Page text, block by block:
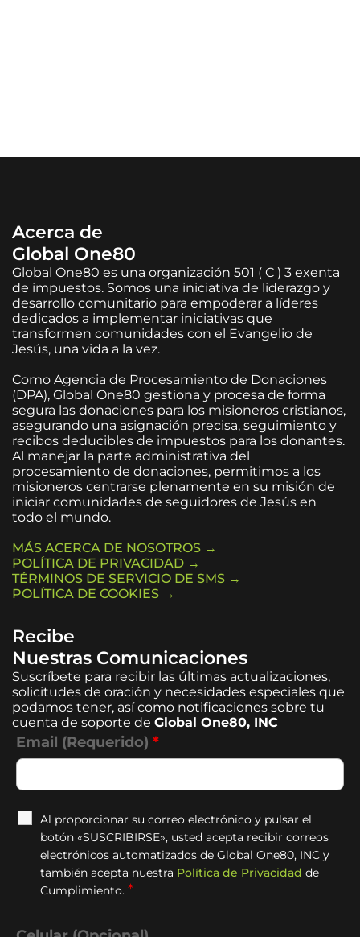
Acerca de
Global One80
Global One80 es una organización 501 ( C ) 3 exenta
de impuestos. Somos una iniciativa de liderazgo y
desarrollo comunitario para empoderar a líderes
dedicados a implementar iniciativas que
transformen comunidades con el Evangelio de
Jesús, una vida a la vez.
Como Agencia de Procesamiento de Donaciones
(DPA), Global One80 gestiona y procesa de forma
segura las donaciones para los misioneros cristianos,
asegurando una asignación precisa, seguimiento y
recibos deducibles de impuestos para los donantes.
Al manejar la parte administrativa del
procesamiento de donaciones, permitimos a los
misioneros centrarse plenamente en su misión de
iniciar comunidades de seguidores de Jesús en
todo el mundo.
MÁS ACERCA DE NOSOTROS →
POLÍTICA DE PRIVACIDAD →
TÉRMINOS DE SERVICIO DE SMS →
POLÍTICA DE COOKIES →
Recibe
Nuestras Comunicaciones
Suscríbete para recibir las últimas actualizaciones,
solicitudes de oración y necesidades especiales que
podamos tener, así como notificaciones sobre tu
cuenta de soporte de Global One80, INC
Email (Requerido) *
Al proporcionar su correo electrónico y pulsar el
botón «SUSCRIBIRSE», usted acepta recibir correos
electrónicos automatizados de Global One80, INC y
también acepta nuestra Política de Privacidad de
Cumplimiento. *